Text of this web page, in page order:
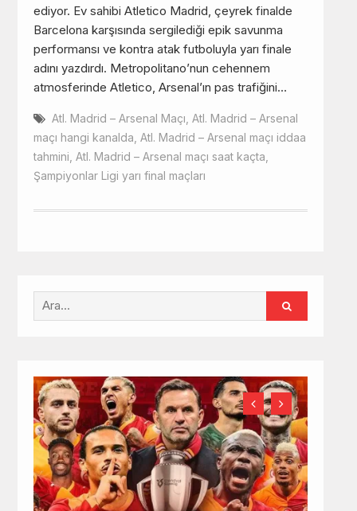
ediyor. Ev sahibi Atletico Madrid, çeyrek finalde
Barcelona karşısında sergilediği epik savunma
performansı ve kontra atak futboluyla yarı finale
adını yazdırdı. Metropolitano’nun cehennem
atmosferinde Atletico, Arsenal’ın pas trafiğini…
Atl. Madrid – Arsenal Maçı Atl. Madrid – Arsenal
maçı hangi kanalda Atl. Madrid – Arsenal maçı iddaa
tahmini Atl. Madrid – Arsenal maçı saat kaçta
Şampiyonlar Ligi yarı final maçları